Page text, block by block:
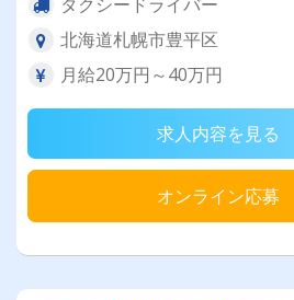
北海道札幌市豊平区
月給20万円～40万円
求人内容を見る
オンライン応募